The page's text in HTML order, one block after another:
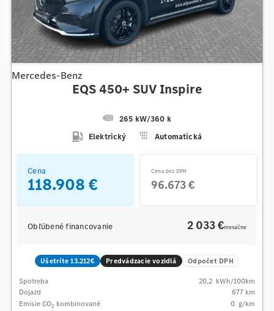
Mercedes-Benz
EQS 450+ SUV Inspire
265 kW/360 k
Elektrický
Automatická
Cena
118.908 €
Cena bez DPH
96.673 €
Obľúbené financovanie 2 033 €mesačne
Ušetríte 13.212€ Predvádzacie vozidlá Odpočet DPH
Spotreba 20,2 kWh/100km
Dojazd
677 km
Emisie CO2 kombinované 0 g/km